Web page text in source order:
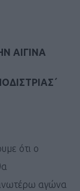
ΑΙΓΙΝΑ
ότι ο
αγώνα